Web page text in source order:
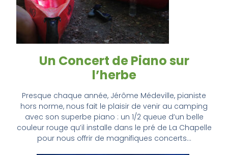
Un Concert de Piano sur
l’herbe
Presque chaque année, Jérôme Médeville, pianiste
hors norme, nous fait le plaisir de venir au camping
avec son superbe piano : un 1/2 queue d’un belle
couleur rouge qu’il installe dans le pré de La Chapelle
pour nous offrir de magnifiques concerts…